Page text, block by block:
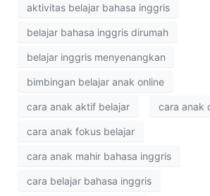
aktivitas belajar bahasa inggris
belajar bahasa inggris dirumah
belajar inggris menyenangkan
bimbingan belajar anak online
cara anak aktif belajar cara anak
cara anak fokus belajar
cara anak mahir bahasa inggris
cara belajar bahasa inggris